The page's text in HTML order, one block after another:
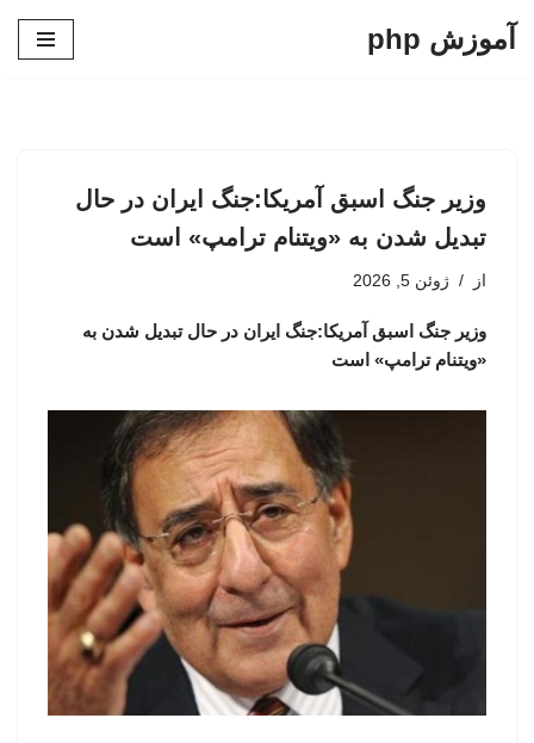
آموزش php
وزیر جنگ اسبق آمریکا:جنگ ایران در حال
تبدیل شدن به «ویتنام ترامپ» است
از ژوئن 5, 2026
وزیر جنگ اسبق آمریکا:جنگ ایران در حال تبدیل شدن به
«ویتنام ترامپ» است